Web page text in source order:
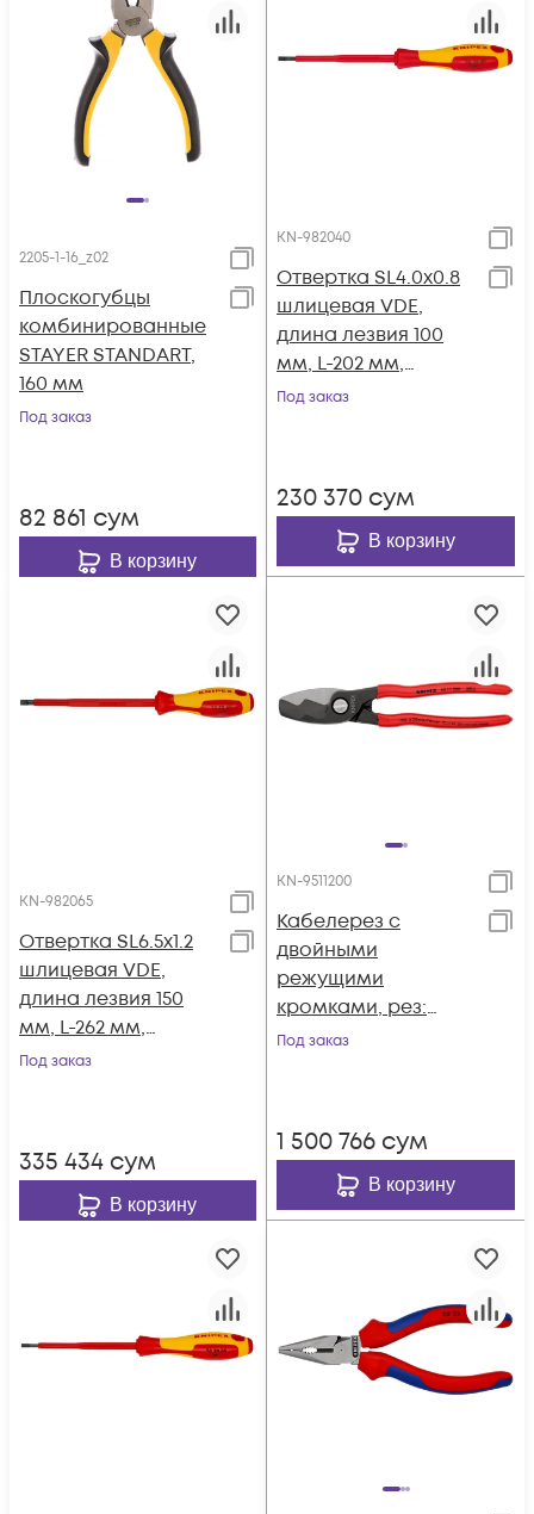
2205-1-16_z02
Плоскогубцы
комбинированные
STAYER STANDART,
160 мм
Под заказ
82 861 сум
В корзину
KN-982040
Отвертка SL4.0x0.8
шлицевая VDE,
длина лезвия 100
мм, L-202 мм,
диэлектрическая, 2-
Под заказ
230 370 сум
В корзину
KN-982065
Отвертка SL6.5x1.2
шлицевая VDE,
длина лезвия 150
мм, L-262 мм,
диэлектрическая, 2-
Под заказ
335 434 сум
В корзину
KN-9511200
Кабелерез с
двойными
режущими
кромками, рез:
кабель d 20 мм (70
Под заказ
1 500 766 сум
В корзину